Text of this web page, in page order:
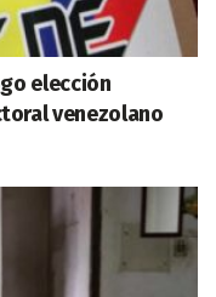
elección
venezolano